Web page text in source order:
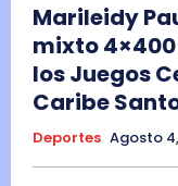
Marileidy
mixto 4×400
los Juegos
Caribe
Deportes Agosto